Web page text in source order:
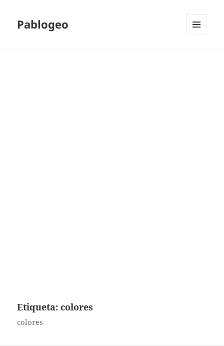
Pablogeo
Etiqueta:colores
colores